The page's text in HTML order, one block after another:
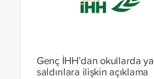
Genç İHH’dan okullarda
saldırılara ilişkin açıklama